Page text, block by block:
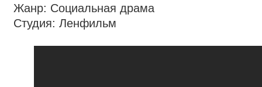
Жанр: Социальная драма
Студия: Ленфильм